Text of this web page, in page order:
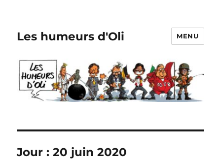
Les humeurs d'Oli MENU
Jour :20 juin 2020